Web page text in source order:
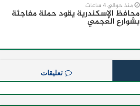
منذ حوالي 4 ساعات
محافظ الإسكندرية يقود حملة مفاجئة
بشوارع العجمي
تعليقات